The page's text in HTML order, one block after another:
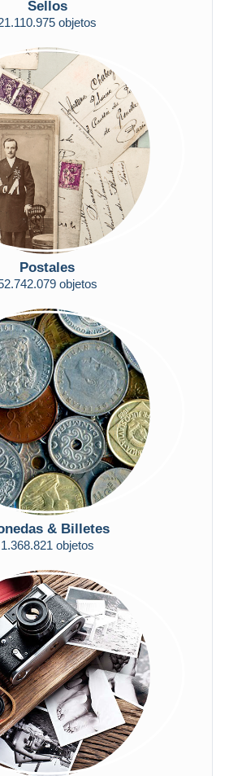
bancaria
Aplicar
Sellos
objetos
Postales
objetos
& Billetes
1.368.821 objetos